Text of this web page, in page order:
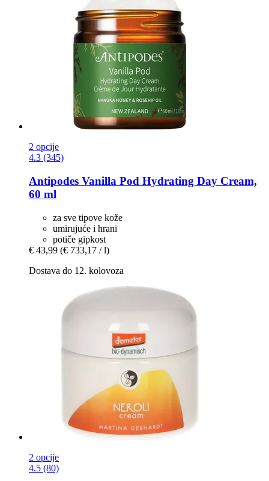
2 opcije
4.3 (345)
Antipodes Vanilla Pod Hydrating Day Cream,
60 ml
za sve tipove kože
umirujuće i hrani
potiče gipkost
€ 43,99 (€ 733,17 / l)
Dostava do 12. kolovoza
2 opcije
4.5 (80)